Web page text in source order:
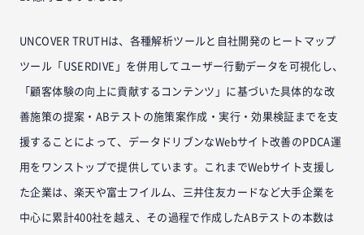
UNCOVER TRUTHは、各種解析ツールと自社開発のヒートマップ
ツール「USERDIVE」を併用してユーザー行動データを可視化し、
「顧客体験の向上に貢献するコンテンツ」に基づいた具体的な改
善施策の提案・ABテストの施策案作成・実行・効果検証までを支
援することによって、データドリブンなWebサイト改善のPDCA運
用をワンストップで提供しています。これまでWebサイト支援し
た企業は、楽天や富士フイルム、三井住友カードなど大手企業を
中心に累計400社を越え、その過程で作成したABテストの本数は